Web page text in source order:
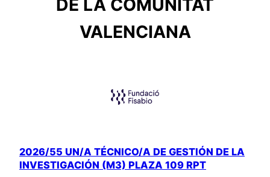
DE LA COMUNITAT
VALENCIANA
2026/55 UN/A TÉCNICO/A DE GESTIÓN DE LA
INVESTIGACIÓN (M3) PLAZA 109 RPT